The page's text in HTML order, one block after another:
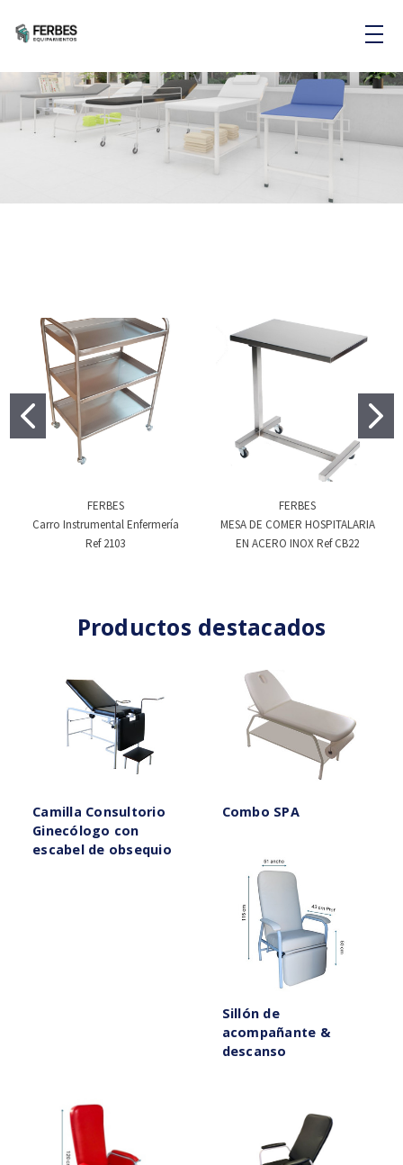
FERBES
Carro Instrumental Enfermería
Ref 2103
FERBES
MESA DE COMER HOSPITALARIA
EN ACERO INOX Ref CB22
Productos destacados
Camilla Consultorio
Ginecólogo con
escabel de obsequio
Combo SPA
Sillón de
acompañante &
descanso